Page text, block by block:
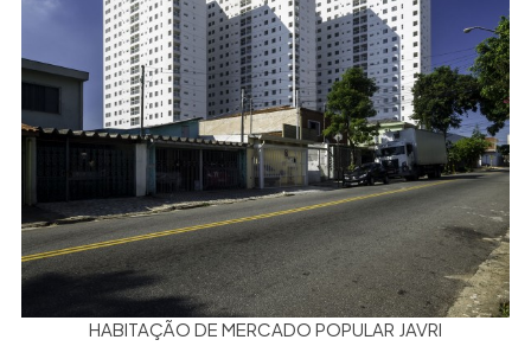
HABITAÇÃO DE MERCADO POPULAR JAVRI